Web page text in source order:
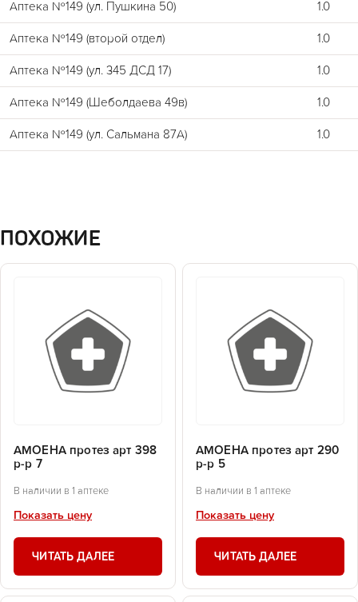
Аптека №149 (ул. Пушкина 50) 1.0
Аптека №149 (второй отдел) 1.0
Аптека №149 (ул. 345 ДСД 17) 1.0
Аптека №149 (Шеболдаева 49в) 1.0
Аптека №149 (ул. Сальмана 87А) 1.0
ПОХОЖИЕ
АМОЕНА протез арт 398
р-р 7
В наличии в 1 аптеке
Показать цену
ЧИТАТЬ ДАЛЕЕ
АМОЕНА протез арт 290
р-р 5
В наличии в 1 аптеке
Показать цену
ЧИТАТЬ ДАЛЕЕ